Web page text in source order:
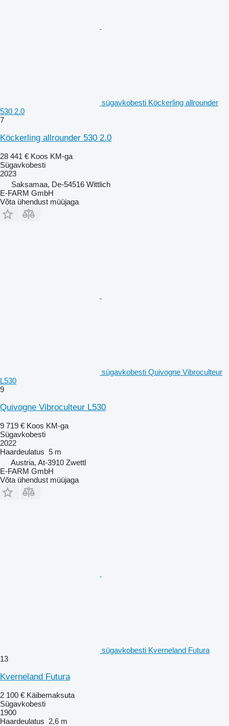
sügavkobesti Köckerling allrounder
530 2.0
7
Köckerling allrounder 530 2.0
28 441 € Koos KM-ga
Sügavkobesti
2023
Saksamaa, De-54516 Wittlich
E-FARM GmbH
Võta ühendust müüjaga
sügavkobesti Quivogne Vibroculteur
L530
9
Quivogne Vibroculteur L530
9 719 € Koos KM-ga
Sügavkobesti
2022
Haardeulatus 5 m
Austria, At-3910 Zwettl
E-FARM GmbH
Võta ühendust müüjaga
sügavkobesti Kverneland Futura
13
Kverneland Futura
2 100 € Käibemaksuta
Sügavkobesti
1900
Haardeulatus 2,6 m